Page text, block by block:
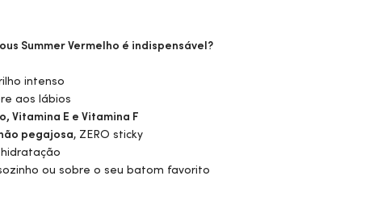
Summer Vermelho é indispensável?
intenso
aos lábios
Vitamina E e Vitamina F
pegajosa, ZERO sticky
ou sobre o seu batom favorito